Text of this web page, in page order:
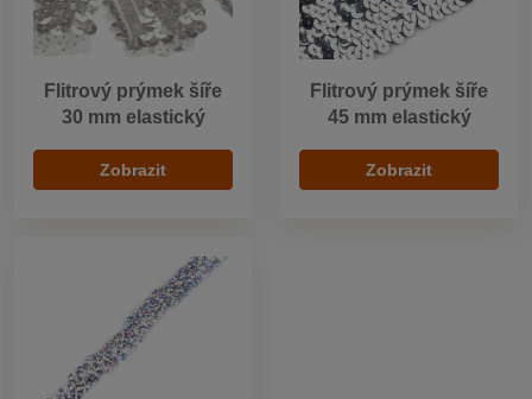
Flitrový prýmek šíře
30 mm elastický
Zobrazit
Flitrový prýmek šíře
45 mm elastický
Zobrazit